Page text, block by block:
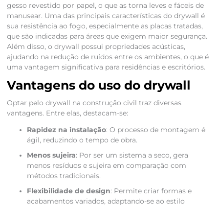
gesso revestido por papel, o que as torna leves e fáceis de
manusear. Uma das principais características do drywall é
sua resistência ao fogo, especialmente as placas tratadas,
que são indicadas para áreas que exigem maior segurança.
Além disso, o drywall possui propriedades acústicas,
ajudando na redução de ruídos entre os ambientes, o que é
uma vantagem significativa para residências e escritórios.
Vantagens do uso do drywall
Optar pelo drywall na construção civil traz diversas
vantagens. Entre elas, destacam-se:
Rapidez na instalação: O processo de montagem é
ágil, reduzindo o tempo de obra.
Menos sujeira: Por ser um sistema a seco, gera
menos resíduos e sujeira em comparação com
métodos tradicionais.
Flexibilidade de design: Permite criar formas e
acabamentos variados, adaptando-se ao estilo